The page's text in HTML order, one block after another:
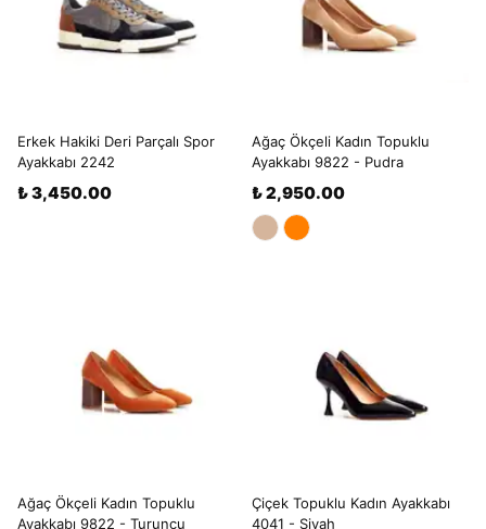
Erkek Hakiki Deri Parçalı Spor
Ayakkabı 2242
₺ 3,450.00
Ağaç Ökçeli Kadın Topuklu
Ayakkabı 9822 - Pudra
₺ 2,950.00
Ağaç Ökçeli Kadın Topuklu
Ayakkabı 9822 - Turuncu
Çiçek Topuklu Kadın Ayakkabı
4041 - Siyah